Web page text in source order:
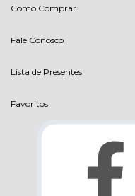
Como Comprar
Fale Conosco
Lista de Presentes
Favoritos